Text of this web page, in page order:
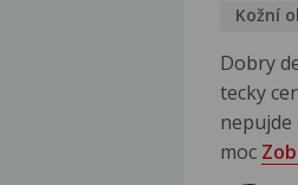
Kožní
Dobry
tecky
nepujde
moc